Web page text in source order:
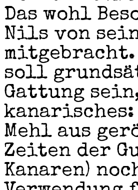
Das wohl
Nils von
mitgebracht.
soll
Gattung
kanarisches:
Mehl aus
Zeiten der
Kanaren)